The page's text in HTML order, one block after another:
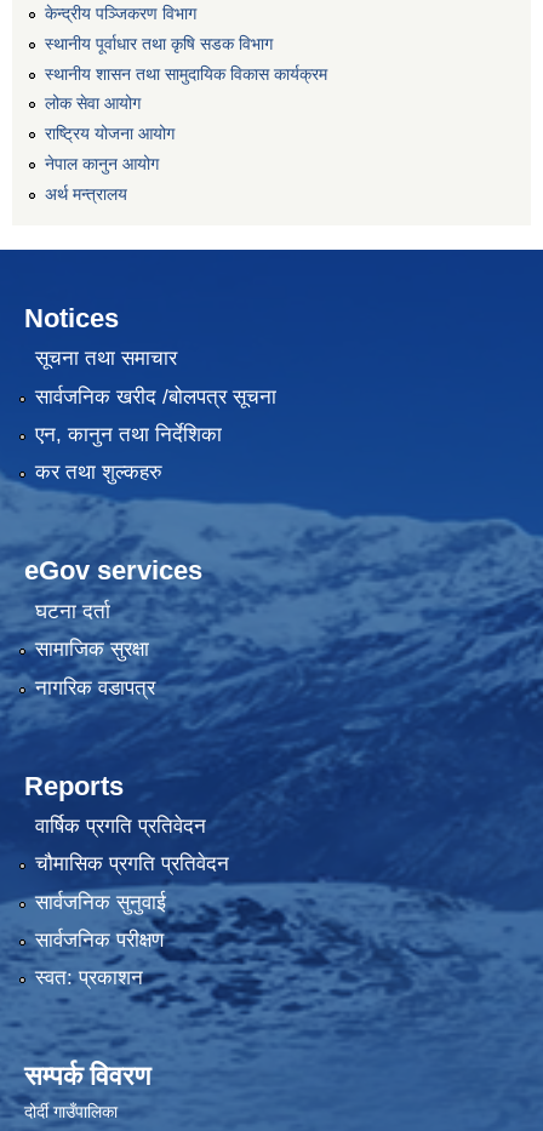
केन्द्रीय पञ्जिकरण विभाग
स्थानीय पूर्वाधार तथा कृषि सडक विभाग
स्थानीय शासन तथा सामुदायिक विकास कार्यक्रम
लोक सेवा आयोग
राष्ट्रिय योजना आयोग
नेपाल कानुन आयोग
अर्थ मन्त्रालय
Notices
सूचना तथा समाचार
सार्वजनिक खरीद /बोलपत्र सूचना
एन, कानुन तथा निर्देशिका
कर तथा शुल्कहरु
eGov services
घटना दर्ता
सामाजिक सुरक्षा
नागरिक वडापत्र
Reports
वार्षिक प्रगति प्रतिवेदन
चौमासिक प्रगति प्रतिवेदन
सार्वजनिक सुनुवाई
सार्वजनिक परीक्षण
स्वत: प्रकाशन
सम्पर्क विवरण
दोर्दी गाउँपालिका